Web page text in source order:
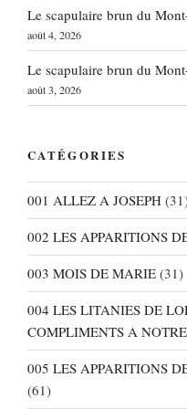
Le scapulaire brun du
août 4, 2026
Le scapulaire brun du
août 3, 2026
CATÉGORIES
001 ALLEZ A JOSEPH
002 LES APPARITIONS
003 MOIS DE MARIE (31)
004 LES LITANIES DE
COMPLIMENTS A
005 LES APPARITIONS
(61)